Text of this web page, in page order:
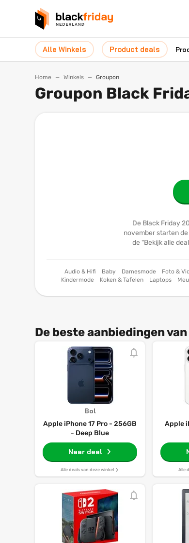
Alle Winkels Product deals
Home Winkels Groupon
Groupon Black
De Black Friday
november starten
de "Bekijk alle
Audio & Hifi Baby Damesmode Foto &
Kindermode
Koken & Tafelen Laptops
De beste aanbiedingen
Bol
Apple iPhone 17 Pro - 256GB
- Deep Blue
Naar deal
Alle deals van deze winkel
Apple
Alle